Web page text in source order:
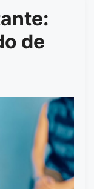
de